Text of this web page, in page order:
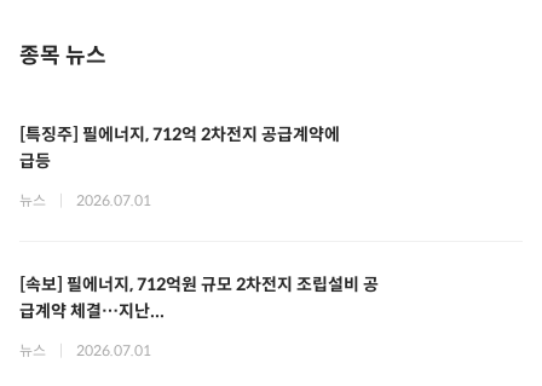
종목 뉴스
[특징주] 필에너지, 712억 2차전지 공급계약에
급등
뉴스 2026.07.01
[속보] 필에너지, 712억원 규모 2차전지 조립설비 공
급계약 체결…지난...
뉴스 2026.07.01